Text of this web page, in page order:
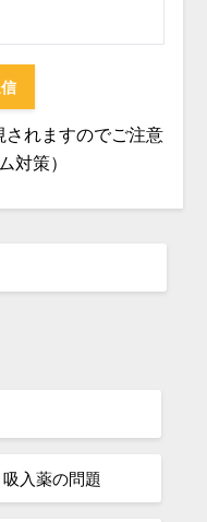
されますのでご注意
対策）
入薬の問題